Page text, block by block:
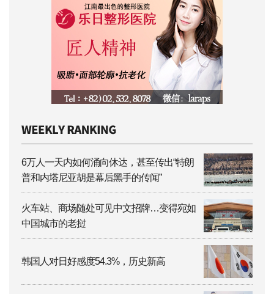
6万人一天内如何涌向休达，甚至传出“特朗
普和内塔尼亚胡是幕后黑手的传闻”
火车站、商场随处可见中文招牌…变得宛如
中国城市的老挝
韩国人对日好感度54.3%，历史新高